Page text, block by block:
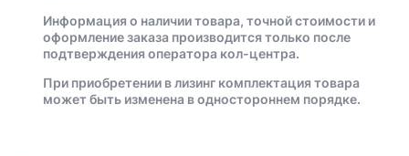
Информация о наличии товара, точной стоимости и
оформление заказа производится только после
подтверждения оператора кол-центра.
При приобретении в лизинг комплектация товара
может быть изменена в одностороннем порядке.